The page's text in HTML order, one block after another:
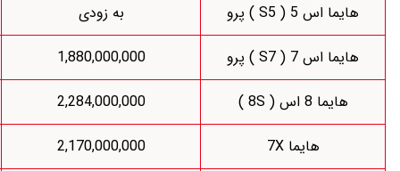
به زودی
1,698,000,000
1,880,000,000
1,798,000,000
2,284,000,000
به زودی
2,170,000,000
1,998,000,000